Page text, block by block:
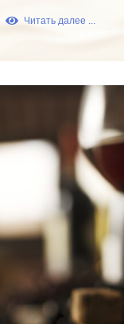
Читать далее ...